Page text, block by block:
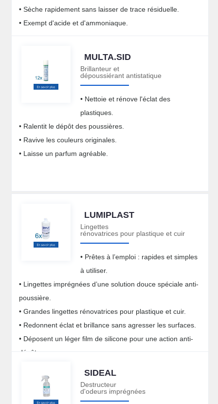
• Sèche rapidement sans laisser de trace résiduelle.
• Exempt d'acide et d'ammoniaque.
MULTA.SID
Brillanteur et
dépoussiérant antistatique
• Nettoie et rénove l'éclat des
plastiques.
• Ralentit le dépôt des poussières.
• Ravive les couleurs originales.
• Laisse un parfum agréable.
LUMIPLAST
Lingettes
rénovatrices pour plastique et cuir
• Prêtes à l’emploi : rapides et simples
à utiliser.
• Lingettes imprégnées d’une solution douce spéciale anti-
poussière.
• Grandes lingettes rénovatrices pour plastique et cuir.
• Redonnent éclat et brillance sans agresser les surfaces.
• Déposent un léger film de silicone pour une action anti-
dépôts.
SIDEAL
Destructeur
d'odeurs imprégnées